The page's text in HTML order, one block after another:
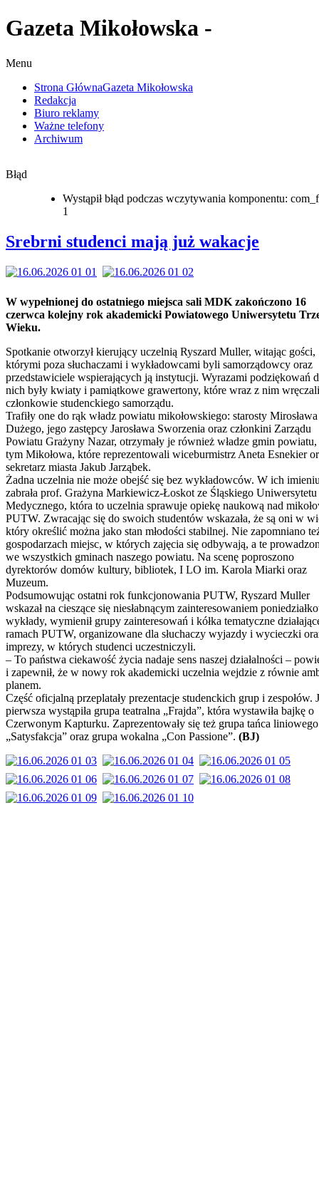
Gazeta Mikołowska -
Menu
Strona GłównaGazeta Mikołowska
Redakcja
Biuro reklamy
Ważne telefony
Archiwum
Błąd
Wystąpił błąd podczas wczytywania komponentu:
1
Srebrni studenci mają już wakacje
W wypełnionej do ostatniego miejsca sali MDK zakończono 16
czerwca kolejny rok akademicki Powiatowego Uniwersytetu
Wieku.
Spotkanie otworzył kierujący uczelnią Ryszard Muller, witając gości,
którymi poza słuchaczami i wykładowcami byli samorządowcy oraz
przedstawiciele wspierających ją instytucji. Wyrazami podziękowań
nich były kwiaty i pamiątkowe grawertony, które wraz z nim wręczali
członkowie studenckiego samorządu.
Trafiły one do rąk władz powiatu mikołowskiego: starosty Mirosława
Dużego, jego zastępcy Jarosława Sworzenia oraz członkini Zarządu
Powiatu Grażyny Nazar, otrzymały je również władze gmin
tym Mikołowa, które reprezentowali wiceburmistrz Aneta Esnekier
sekretarz miasta Jakub Jarząbek.
Żadna uczelnia nie może obejść się bez wykładowców. W ich
zabrała prof. Grażyna Markiewicz-Łoskot ze Śląskiego Uniwersytetu
Medycznego, która to uczelnia sprawuje opiekę naukową nad
PUTW. Zwracając się do swoich studentów wskazała, że są oni w
który określić można jako stan młodości stabilnej. Nie zapomniano
gospodarzach miejsc, w których zajęcia się odbywają, a te
we wszystkich gminach naszego powiatu. Na scenę poproszono
dyrektorów domów kultury, bibliotek, I LO im. Karola Miarki oraz
Muzeum.
Podsumowując ostatni rok funkcjonowania PUTW, Ryszard Muller
wskazał na cieszące się niesłabnącym zainteresowaniem
wykłady, wymienił grupy zainteresowań i kółka tematyczne
ramach PUTW, organizowane dla słuchaczy wyjazdy i wycieczki
imprezy, w których studenci uczestniczyli.
– To państwa ciekawość życia nadaje sens naszej działalności –
i zapewnił, że w nowy rok akademicki uczelnia wejdzie z równie
planem.
Część oficjalną przeplatały prezentacje studenckich grup i zespołów.
pierwsza wystąpiła grupa teatralna „Frajda”, która wystawiła bajkę o
Czerwonym Kapturku. Zaprezentowały się też grupa tańca liniowego
„Satysfakcja” oraz grupa wokalna „Con Passione”. (BJ)